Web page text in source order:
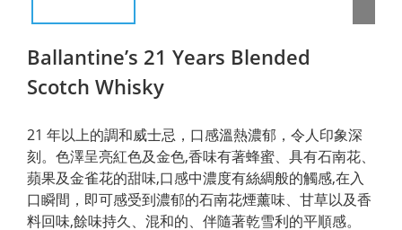
Ballantine’s 21 Years Blended
Scotch Whisky
21 年以上的調和威士忌，口感溫熱濃郁，令人印象深
刻。色澤呈亮紅色及金色,香味有著蜂蜜、具有石南花、
蘋果及金雀花的甜味,口感中濃度有絲綢般的觸感,在入
口瞬間，即可感受到濃郁的石南花煙薰味、甘草以及香
料回味,餘味持久、混和的、伴隨著乾雪利的平順感。